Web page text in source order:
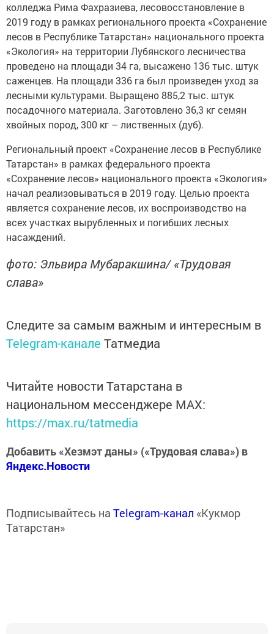
колледжа Рима Фахразиева, лесовосстановление в
2019 году в рамках регионального проекта «Сохранение
лесов в Республике Татарстан» национального проекта
«Экология» на территории Лубянского лесничества
проведено на площади 34 га, высажено 136 тыс. штук
саженцев. На площади 336 га был произведен уход за
лесными культурами. Выращено 885,2 тыс. штук
посадочного материала. Заготовлено 36,3 кг семян
хвойных пород, 300 кг – лиственных (дуб).
Региональный проект «Сохранение лесов в Республике
Татарстан» в рамках федерального проекта
«Сохранение лесов» национального проекта «Экология»
начал реализовываться в 2019 году. Целью проекта
является сохранение лесов, их воспроизводство на
всех участках вырубленных и погибших лесных
насаждений.
фото: Эльвира Мубаракшина/ «Трудовая
слава»
Следите за самым важным и интересным в
Telegram-канале Татмедиа
Читайте новости Татарстана в
национальном мессенджере MАХ:
https://max.ru/tatmedia
Добавить «Хезмэт даны» («Трудовая слава») в
Яндекс.Новости
Подписывайтесь на Telegram-канал «Кукмор
Татарстан»